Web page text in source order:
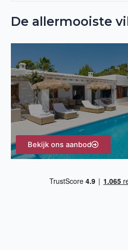
e
a
r
:
De allermooiste
Bekijk ons aanbod